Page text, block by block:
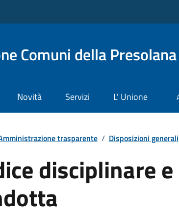
Comuni della Presolana
Novità Servizi L' Unione
trasparente / Disposizioni generali
disciplinare